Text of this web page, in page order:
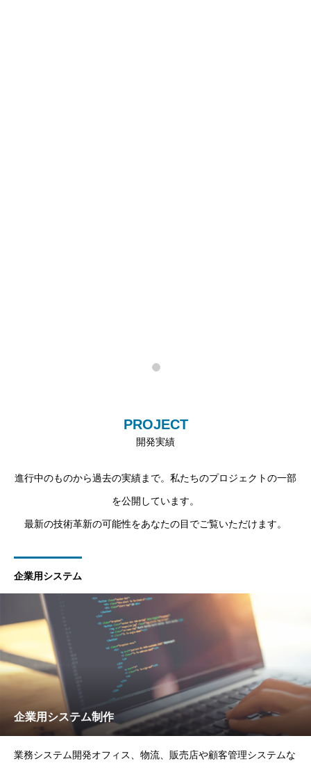
PROJECT
開発実績
進行中のものから過去の実績まで。私たちのプロジェクトの一部
を公開しています。
最新の技術革新の可能性をあなたの目でご覧いただけます。
企業用システム
企業用システム制作
業務システム開発オフィス、物流、販売店や顧客管理システムな